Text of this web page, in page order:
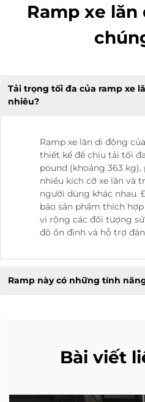
Ramp xe
Tải trọng tối đa của ramp xe
nhiêu?
Ramp xe lăn di động
thiết kế để chịu tải tối
pound (khoảng 363 kg),
nhiều kích cỡ xe lăn và
người dùng khác nhau.
bảo sản phẩm thích
vi rộng các đối tượng
độ ổn định và hỗ trợ
Ramp này có những tính
Bài viết